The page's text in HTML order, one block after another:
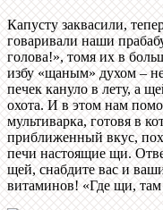
Капусту заквасили,
говаривали наши
голова!», томя их в
избу «щаным» духом –
печек кануло в лету, а
охота. И в этом нам
мультиварка, готовя в
приближенный вкус,
печи настоящие щи.
щей, снабдите вас и
витаминов! «Где щи,